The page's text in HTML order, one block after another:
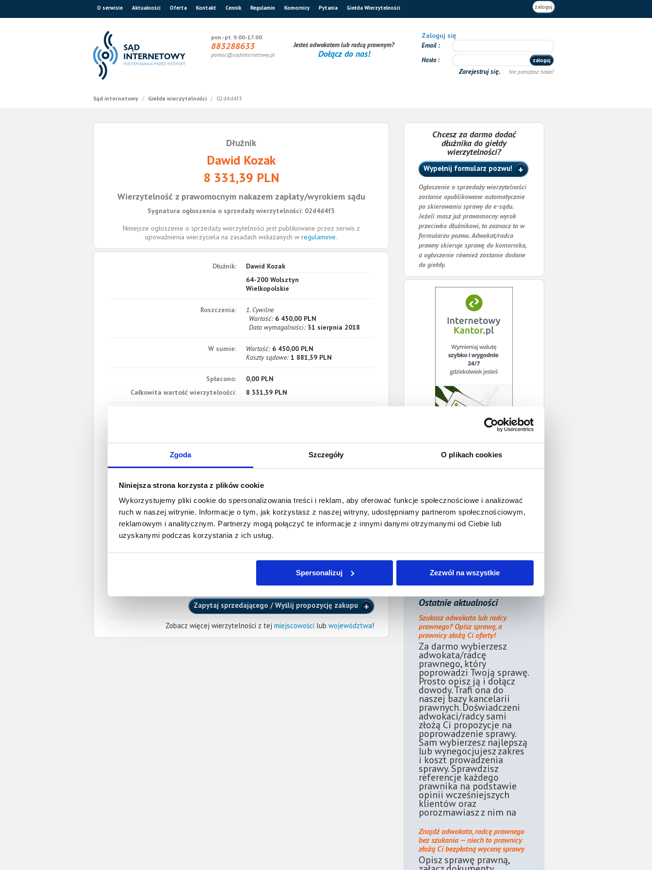
Zgoda Szczegóły O plikach cookies
Niniejsza strona korzysta z plików cookie
Wykorzystujemy pliki cookie do spersonalizowania treści i reklam, aby oferować funkcje społecznościowe i analizować
ruch w naszej witrynie. Informacje o tym, jak korzystasz z naszej witryny, udostępniamy partnerom społecznościowym,
reklamowym i analitycznym. Partnerzy mogą połączyć te informacje z innymi danymi otrzymanymi od Ciebie lub
uzyskanymi podczas korzystania z ich usług.
Spersonalizuj Zezwól na wszystkie
O serwisie Aktualności Oferta Kontakt Cennik Regulamin Komornicy Pytania Giełda Wierzytelności zaloguj
pon.-pt. 9.00-17.00
883288633
pomoc@sadinternetowy.pl
Jesteś adwokatem lub radcą prawnym?
Dołącz do nas!
Zaloguj się
Email
Hasło
zaloguj
Zarejestruj się. Nie pamiętasz hasła?
Sąd internetowy / Giełda wierzytelności / 02d4d4f3
Dłużnik
Dawid Kozak
8 331,39 PLN
Wierzytelność z prawomocnym nakazem zapłaty/wyrokiem sądu
Sygnatura ogłoszenia o sprzedaży wierzytelności: 02d4d4f3
Niniejsze ogłoszenie o sprzedaży wierzytelności jest publikowane przez serwis z
upoważnienia wierzyciela na zasadach wskazanych w regulaminie.
Dłużnik:
Dawid Kozak
64-200 Wolsztyn
Wielkopolskie
Roszczenia:
1. Cywilne
Wartość: 6 450,00 PLN
Data wymagalności: 31 sierpnia 2018
W sumie: Wartość: 6 450,00 PLN
Koszty sądowe:1 881,39 PLN
Spłacono:
0,00 PLN
Całkowita wartość wierzytelności:
8 331,39 PLN
Data wystawienia: 1 lipca 2019
Pełnomocnik wierzyciela:
Kamil Krzysztof Kaczorowski
kamil.kaczorowski@sadinternetowy.pl, tel.:660 794 139
OKRĘGOWA IZBA RADCÓW PRAWNYCH w Łodzi
(Nr wpisu: ŁD-M-1749)
Miejscowość:Łódź
O całkowitej lub częściowej zapłacie długu dłużnik powinien zawiadomić pełnomocnika
wierzyciela przy pomocy powyższych danych kontaktowych. Brak powiadomienia może
skutkować publikacją nieaktualnych informacji w ogłoszeniu o sprzedaży wierzytelności.
Zapytaj sprzedającego / Wyślij propozycję zakupu
Zobacz więcej wierzytelności z tej miejscowości lub województwa!
Chcesz za darmo dodać
dłużnika do giełdy
wierzytelności?
Wypełnij formularz pozwu!
Ogłoszenie o sprzedaży wierzytelności
zostanie opublikowane automatycznie
po skierowaniu sprawy do e-sądu.
Jeżeli masz już prawomocny wyrok
przeciwko dłużnikowi, to zaznacz to w
formularzu pozwu. Adwokat/radca
prawny skieruje sprawę do komornika,
a ogłoszenie również zostanie dodane
do giełdy.
Ostatnie aktualności
Szukasz adwokata lub radcy
prawnego? Opisz sprawę, a
prawnicy złożą Ci oferty!
Za darmo wybierzesz
adwokata/radcę
prawnego, który
poprowadzi Twoją sprawę.
Prosto opisz ją i dołącz
dowody. Trafi ona do
naszej bazy kancelarii
prawnych. Doświadczeni
adwokaci/radcy sami
złożą Ci propozycje na
poprowadzenie sprawy.
Sam wybierzesz najlepszą
lub wynegocjujesz zakres
i koszt prowadzenia
sprawy. Sprawdzisz
referencje każdego
prawnika na podstawie
opinii wcześniejszych
klientów oraz
porozmawiasz z nim na
Znajdź adwokata, radcę prawnego
bez szukania — niech to prawnicy
złożą Ci bezpłatną wycenę sprawy
Opisz sprawę prawną,